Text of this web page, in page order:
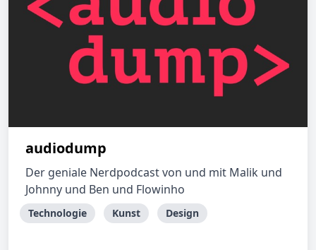
audiodump
Der geniale Nerdpodcast von und mit Malik und
Johnny und Ben und Flowinho
Technologie Kunst Design